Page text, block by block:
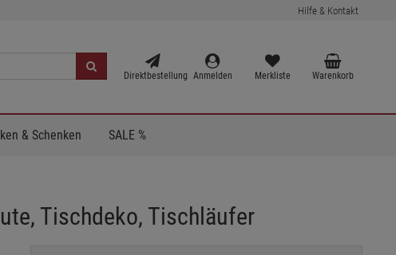
Hilfe & Kontakt
Direktbestellung Anmelden Merkliste Warenkorb
& Schenken SALE %
Tischdeko, Tischläufer